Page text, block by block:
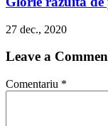
27 dec., 2020
Leave a
Comentariu *